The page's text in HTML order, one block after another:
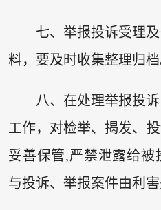
七、举报投诉受理
料，要及时收集整理归档
八、在处理举报投
工作，对检举、揭发、
妥善保管,严禁泄露给被
与投诉、举报案件由利